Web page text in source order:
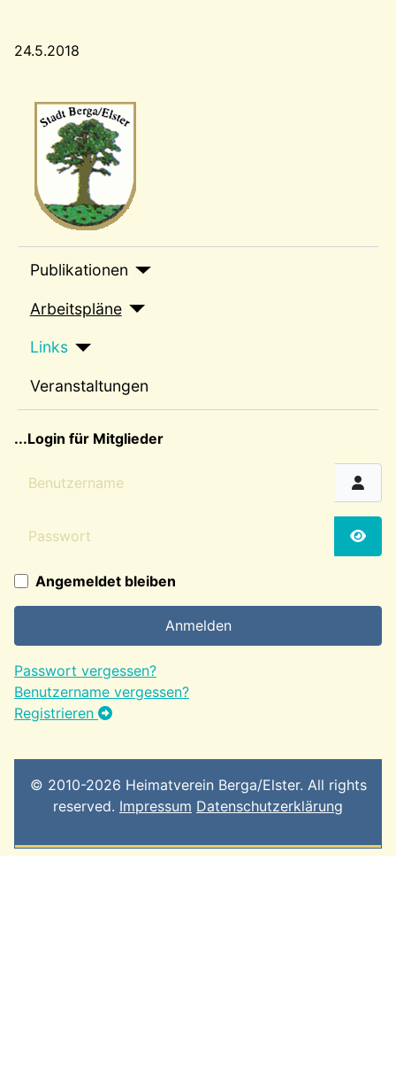
Publikationen
Arbeitspläne
Links
Veranstaltungen
...Login für Mitglieder
Benutzername
Angemeldet bleiben
Anmelden
Passwort vergessen?
Benutzername vergessen?
Registrieren
24.5.2018
© 2010-2026 Heimatverein Berga/Elster. All rights
reserved. Impressum Datenschutzerklärung